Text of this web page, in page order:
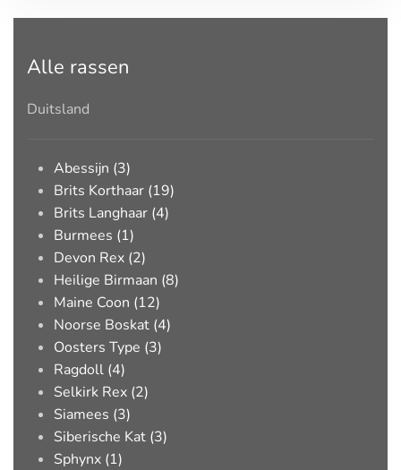
Alle rassen
Duitsland
Abessijn (3)
Brits Korthaar (19)
Brits Langhaar (4)
Burmees (1)
Devon Rex (2)
Heilige Birmaan (8)
Maine Coon (12)
Noorse Boskat (4)
Oosters Type (3)
Ragdoll (4)
Selkirk Rex (2)
Siamees (3)
Siberische Kat (3)
Sphynx (1)